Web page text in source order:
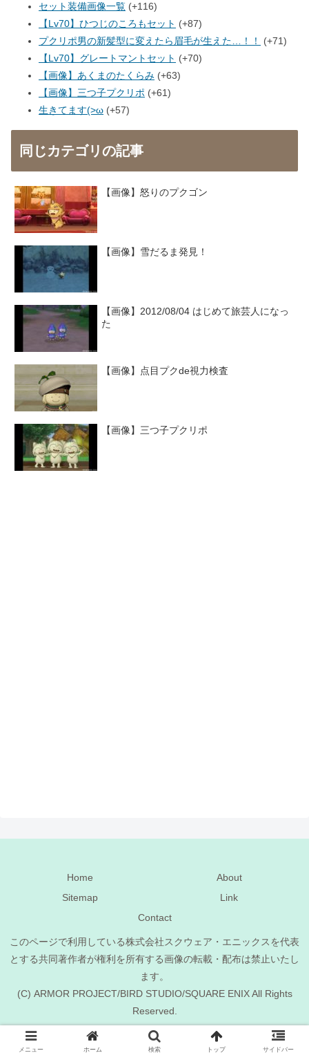
セット装備画像一覧 +116
【Lv70】ひつじのころもセット
+87
プクリポ男の新髪型に変えたら眉毛が生えた…！！
+71
【Lv70】グレートマントセット
+70
【画像】あくまのたくらみ +63
【画像】三つ子プクリポ
+61
生きてます(>ω +57
同じカテゴリの記事
【画像】怒りのプクゴン
【画像】雪だるま発見！
【画像】2012/08/04 はじめて旅芸人になっ
た
【画像】点目プクde視力検査
【画像】三つ子プクリポ
Home
About
Sitemap
Link
Contact
このページで利用している株式会社スクウェア・エニックスを代表
とする共同著作者が権利を所有する画像の転載・配布は禁止いたし
ます。
(C) ARMOR PROJECT/BIRD STUDIO/SQUARE ENIX All Rights
Reserved.
（C）プクリポ装備カタログ＠ドラクエ10.
メニュー ホーム 検索 トップ サイドバー